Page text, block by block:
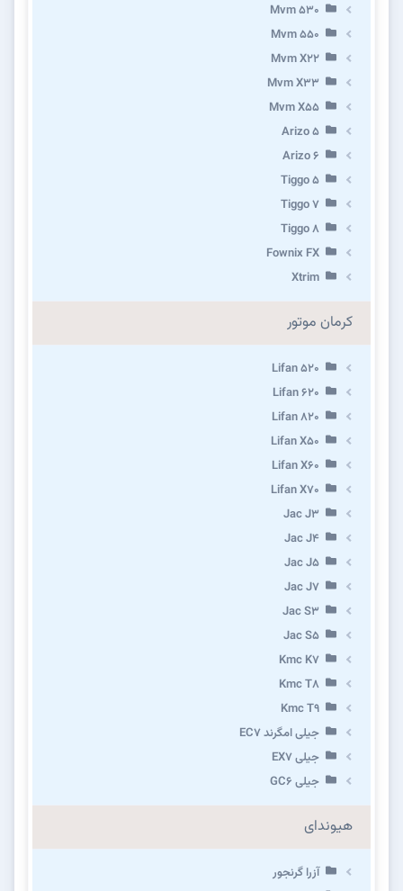
Mvm 530
Mvm 550
Mvm X22
Mvm X33
Mvm X55
Arizo 5
Arizo 6
Tiggo 5
Tiggo 7
Tiggo 8
Fownix FX
Xtrim
کرمان موتور
Lifan 520
Lifan 620
Lifan 820
Lifan X50
Lifan X60
Lifan X70
Jac J3
Jac J4
Jac J5
Jac J7
Jac S3
Jac S5
Kmc K7
Kmc T8
Kmc T9
جیلی امگرند EC7
جیلی EX7
جیلی GC6
هیوندای
آزرا گرنجور